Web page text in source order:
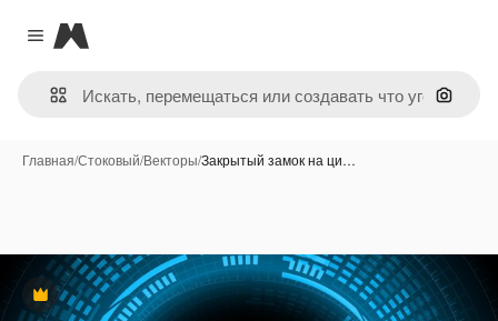
Close menu
Magnific
Поиск
Главная/Стоковый/Векторы/Закрытый замок на ци…
Премиум